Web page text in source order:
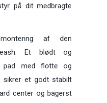
på dit medbragte
af den
Et blødt og
pad med flotte og
sikrer et godt stabilt
center og bagerst